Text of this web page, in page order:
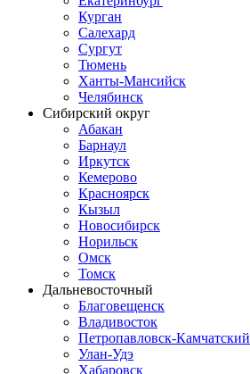
Курган
Салехард
Сургут
Тюмень
Ханты-Мансийск
Челябинск
Сибирский округ
Абакан
Барнаул
Иркутск
Кемерово
Красноярск
Кызыл
Новосибирск
Норильск
Омск
Томск
Дальневосточный
Благовещенск
Владивосток
Петропавловск-Камчатский
Улан-Удэ
Хабаровск